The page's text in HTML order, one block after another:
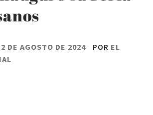
DE AGOSTO DE 2024 POR EL